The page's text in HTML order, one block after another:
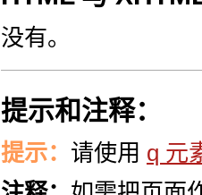
没有。
提示和注释：
提示： 请使用 q 元